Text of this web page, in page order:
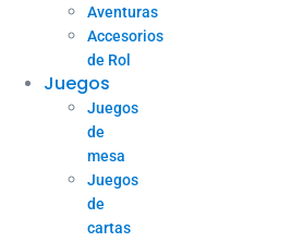
Aventuras
Accesorios
de Rol
Juegos
Juegos
de
mesa
Juegos
de
cartas